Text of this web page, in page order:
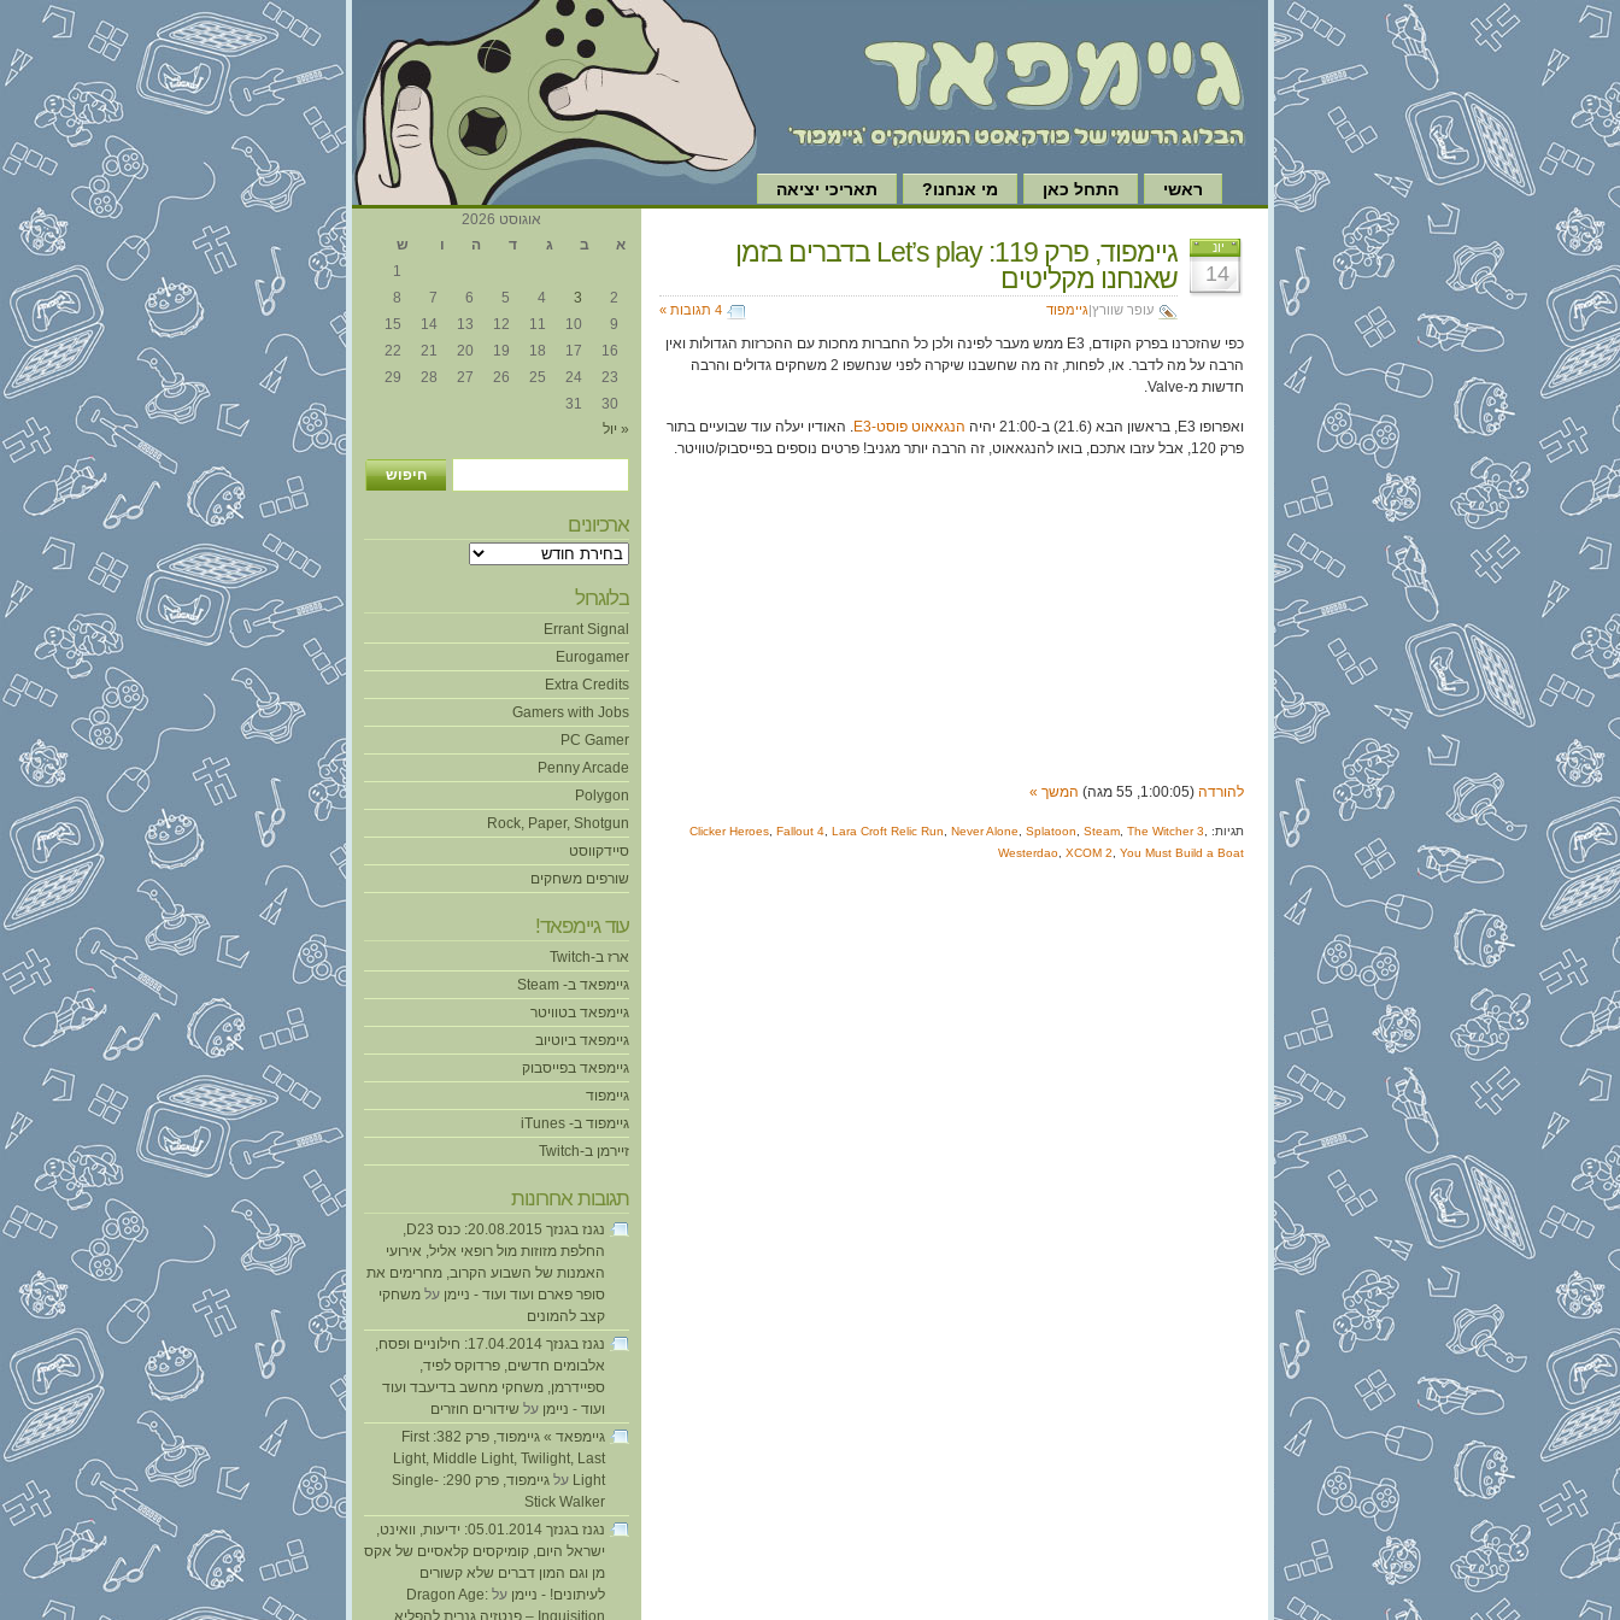
ראשי התחל כאן מי אנחנו? תאריכי יציאה
יונ
14
גיימפוד, פרק 119: Let’s play בדברים בזמן
שאנחנו מקליטים
עופר שוורץ|גיימפוד 4 תגובות »
כפי שהזכרנו בפרק הקודם, E3 ממש מעבר לפינה ולכן כל החברות מחכות עם ההכרזות הגדולות ואין
הרבה על מה לדבר. או, לפחות, זה מה שחשבנו שיקרה לפני שנחשפו 2 משחקים גדולים והרבה
חדשות מ-Valve.
ואפרופו E3, בראשון הבא (21.6) ב-21:00 יהיה הנגאאוט פוסט-E3
. האודיו יעלה עוד שבועיים בתור
פרק 120, אבל עזבו אתכם, בואו להנגאאוט, זה הרבה יותר מגניב! פרטים נוספים בפייסבוק/טוויטר.
להורדה (1:00:05, 55 מגה) המשך »
תגיות: Clicker Heroes Fallout 4 Lara Croft Relic Run Never Alone Splatoon Steam The Witcher 3
Westerdao XCOM 2 You Must Build a Boat
אוגוסט 2026
א
ב ג ד ה ו
ש
1
2
3
4
5
6
7
8
9
10
11
12
13
14
15
16
17
18
19
20
21
22
23
24
25
26
27
28
29
30
31
« יול
ארכיונים
ארכיונים
בלוגרול
Errant Signal
Eurogamer
Extra Credits
Gamers with Jobs
PC Gamer
Penny Arcade
Polygon
Rock, Paper, Shotgun
סיידקווסט
שורפים משחקים
עוד גיימפאד!
ארז ב-Twitch
גיימפאד ב- Steam
גיימפאד בטוויטר
גיימפאד ביוטיוב
גיימפאד בפייסבוק
גיימפוד
גיימפוד ב- iTunes
זיירמן ב-Twitch
תגובות אחרונות
נגנז בגנזך 20.08.2015: כנס D23,
החלפת מזוזות מול רופאי אליל, אירועי
האמנות של השבוע הקרוב, מחרימים את
סופר פארם ועוד ועוד - ניימן על משחקי
קצב להמונים
נגנז בגנזך 17.04.2014: חילוניים ופסח,
אלבומים חדשים, פרדוקס לפיד,
ספיידרמן, משחקי מחשב בדיעבד ועוד
ועוד - ניימן על שידורים חוזרים
גיימפאד » גיימפוד, פרק 382: First
Light, Middle Light, Twilight, Last
Light על
גיימפוד, פרק 290: Single-
Stick Walker
נגנז בגנזך 05.01.2014: ידיעות, וואינט,
ישראל היום, קומיקסים קלאסיים של אקס
מן וגם המון דברים שלא קשורים
לעיתונים! - ניימן על Dragon Age:
Inquisition – פנטזיה גנרית להפליא